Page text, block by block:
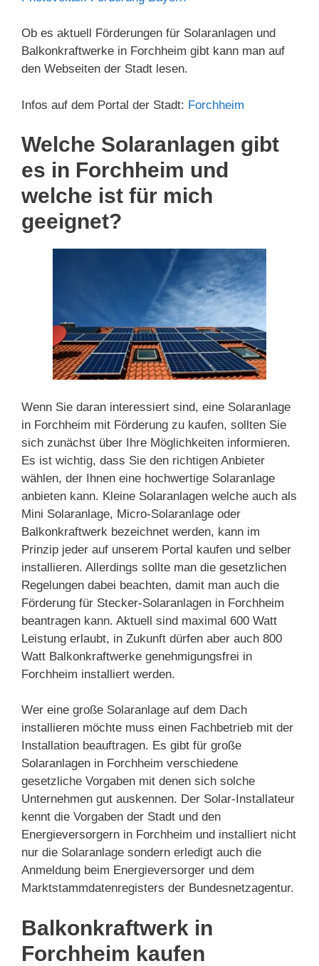
Ob es aktuell Förderungen für Solaranlagen und
Balkonkraftwerke in Forchheim gibt kann man auf
den Webseiten der Stadt lesen.
Infos auf dem Portal der Stadt: Forchheim
Welche Solaranlagen gibt
es in Forchheim und
welche ist für mich
geeignet?
Wenn Sie daran interessiert sind, eine Solaranlage
in Forchheim mit Förderung zu kaufen, sollten Sie
sich zunächst über Ihre Möglichkeiten informieren.
Es ist wichtig, dass Sie den richtigen Anbieter
wählen, der Ihnen eine hochwertige Solaranlage
anbieten kann. Kleine Solaranlagen welche auch als
Mini Solaranlage, Micro-Solaranlage oder
Balkonkraftwerk bezeichnet werden, kann im
Prinzip jeder auf unserem Portal kaufen und selber
installieren. Allerdings sollte man die gesetzlichen
Regelungen dabei beachten, damit man auch die
Förderung für Stecker-Solaranlagen in Forchheim
beantragen kann. Aktuell sind maximal 600 Watt
Leistung erlaubt, in Zukunft dürfen aber auch 800
Watt Balkonkraftwerke genehmigungsfrei in
Forchheim installiert werden.
Wer eine große Solaranlage auf dem Dach
installieren möchte muss einen Fachbetrieb mit der
Installation beauftragen. Es gibt für große
Solaranlagen in Forchheim verschiedene
gesetzliche Vorgaben mit denen sich solche
Unternehmen gut auskennen. Der Solar-Installateur
kennt die Vorgaben der Stadt und den
Energieversorgern in Forchheim und installiert nicht
nur die Solaranlage sondern erledigt auch die
Anmeldung beim Energieversorger und dem
Marktstammdatenregisters der Bundesnetzagentur.
Balkonkraftwerk in
Forchheim kaufen